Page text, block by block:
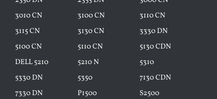
3010 CN
3100 CN
3110 CN
3115 CN
3130 CN
3330 DN
5100 CN
5110 CN
5130 CDN
DELL 5210
5210 N
5310
5330 DN
5350
7130 CDN
7330 DN
P1500 S2500